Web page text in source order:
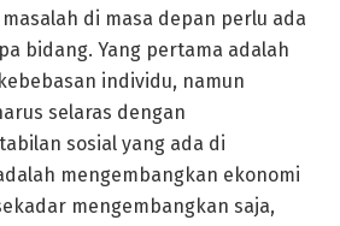
di masa depan perlu ada
bidang. Yang pertama adalah
individu, namun
selaras dengan
sosial yang ada di
mengembangkan ekonomi
mengembangkan saja,